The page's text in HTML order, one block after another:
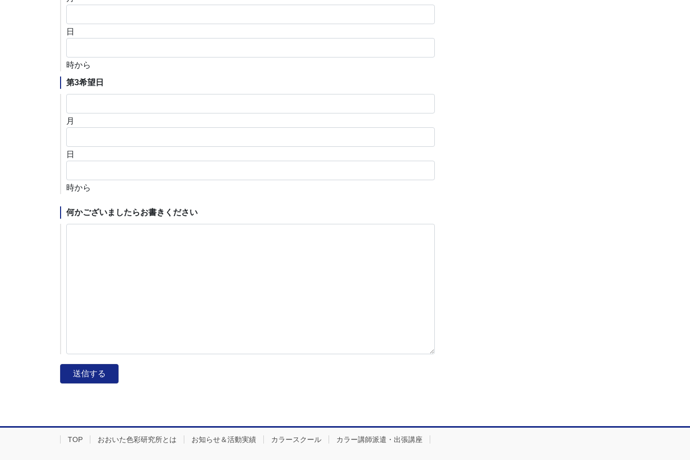
日
時から
第3希望日
月
日
時から
何かございましたらお書きください
TOP おおいた色彩研究所とは お知らせ＆活動実績 カラースクール カラー講師派遣・出張講座